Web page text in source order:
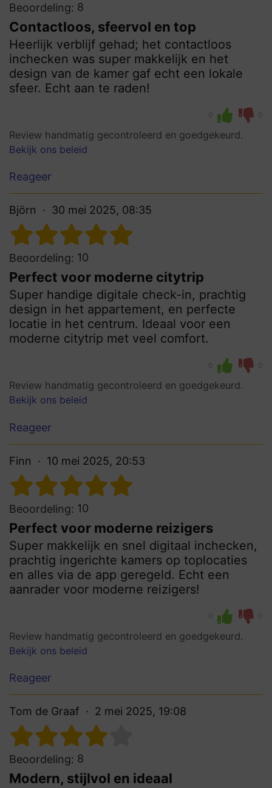
Beoordeling: 8
Contactloos, sfeervol en top
Heerlijk verblijf gehad; het contactloos
inchecken was super makkelijk en het
design van de kamer gaf echt een lokale
sfeer. Echt aan te raden!
0 0
Review handmatig gecontroleerd en goedgekeurd.
Bekijk ons beleid
Reageer
Björn 30 mei 2025, 08:35
Beoordeling: 10
Perfect voor moderne citytrip
Super handige digitale check-in, prachtig
design in het appartement, en perfecte
locatie in het centrum. Ideaal voor een
moderne citytrip met veel comfort.
0 0
Review handmatig gecontroleerd en goedgekeurd.
Bekijk ons beleid
Reageer
Finn 10 mei 2025, 20:53
Beoordeling: 10
Perfect voor moderne reizigers
Super makkelijk en snel digitaal inchecken,
prachtig ingerichte kamers op toplocaties
en alles via de app geregeld. Echt een
aanrader voor moderne reizigers!
0 0
Review handmatig gecontroleerd en goedgekeurd.
Bekijk ons beleid
Reageer
Tom de Graaf 2 mei 2025, 19:08
Beoordeling: 8
Modern, stijlvol en ideaal